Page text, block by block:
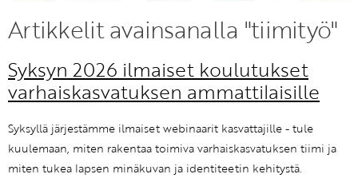
Etkö ole vielä Varhaiskasvatuksen Tietopalvelun
Liity tästä!
Artikkelit avainsanalla "tiimityö"
Syksyn 2026 ilmaiset koulutukset
varhaiskasvatuksen ammattilaisille
Syksyllä järjestämme ilmaiset webinaarit kasvattajille - tule
kuulemaan, miten rakentaa toimiva varhaiskasvatuksen tiimi ja
miten tukea lapsen minäkuvan ja identiteetin kehitystä.